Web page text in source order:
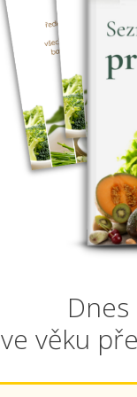
ve věku